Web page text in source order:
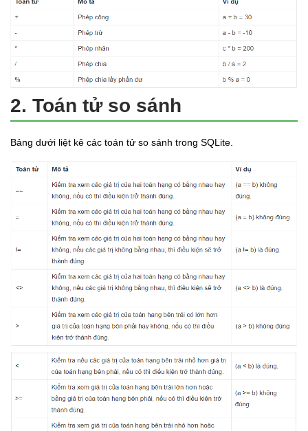
2. Toán tử so sánh
Bảng dưới liệt kê các toán tử so sánh trong SQLite.